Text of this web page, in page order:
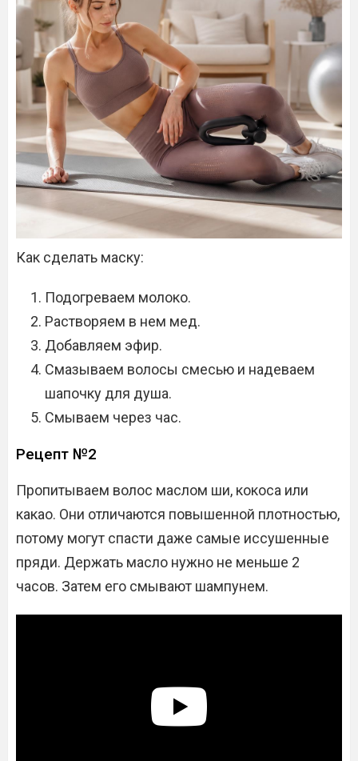
Как сделать маску:
Подогреваем молоко.
Растворяем в нем мед.
Добавляем эфир.
Смазываем волосы смесью и надеваем
шапочку для душа.
Смываем через час.
Рецепт №2
Пропитываем волос маслом ши, кокоса или
какао. Они отличаются повышенной плотностью,
потому могут спасти даже самые иссушенные
пряди. Держать масло нужно не меньше 2
часов. Затем его смывают шампунем.